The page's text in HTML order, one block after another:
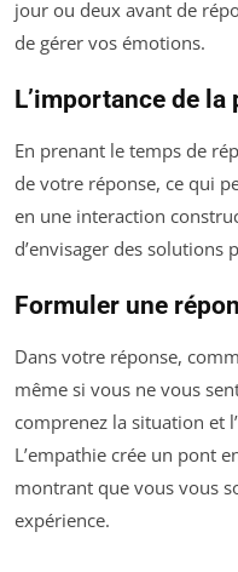
jour ou deux avant de
de gérer vos émotions.
L’importance de la
En prenant le temps de
de votre réponse, ce qui
en une interaction
d’envisager des solutions
Formuler une
Dans votre réponse,
même si vous ne vous
comprenez la situation et
L’empathie crée un pont
montrant que vous vous
expérience.